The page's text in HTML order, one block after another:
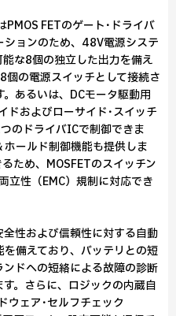
PMOS FETのゲート･ドライバ
ョンのため、48V電源システ
な8個の独立した出力を備え
の電源スイッチとして接続さ
あるいは、DCモータ駆動用
ドおよびローサイド･スイッチ
のドライバICで制御できま
ールド制御機能も提供しま
ため、MOSFETのスイッチン
立性（EMC）規制に対応でき
全性および信頼性に対する自動
備えており、バッテリとの短
ドへの短絡による故障の診断
。さらに、ロジックの内蔵自
ウェア･セルフチェック